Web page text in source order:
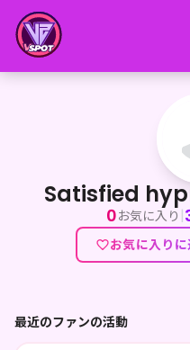
Satisfied hypnotizing
Satisfied
0お気に入り |
お気に入り
最近のファンの活動